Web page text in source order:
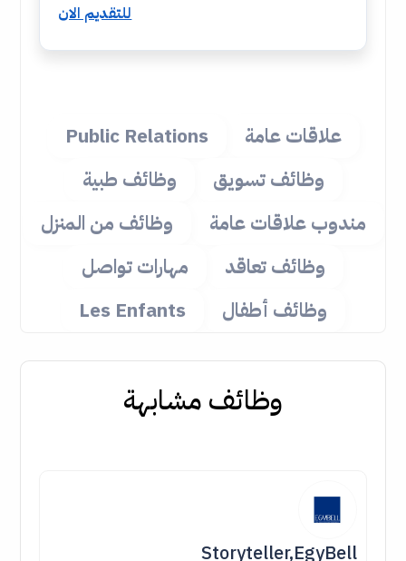
للتقديم الان
علاقات عامة
Public Relations
وظائف تسويق
وظائف طبية
مندوب علاقات عامة
وظائف من المنزل
وظائف تعاقد
مهارات تواصل
وظائف أطفال
Les Enfants
وظائف مشابهة
Storyteller,EgyBell